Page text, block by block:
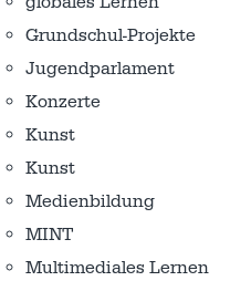
Grundschul-Projekte
Jugendparlament
Konzerte
Kunst
Kunst
Medienbildung
MINT
Multimediales Lernen